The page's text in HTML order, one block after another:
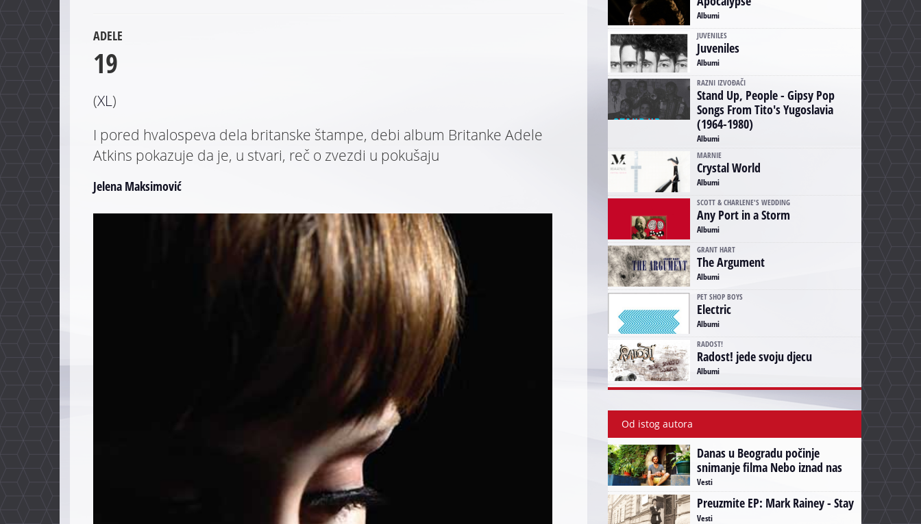
ADELE
19
(XL)
I pored hvalospeva dela britanske štampe, debi album Britanke Adele
Atkins pokazuje da je, u stvari, reč o zvezdi u pokušaju
Jelena Maksimović
Albumi
JUVENILES
Juveniles
Albumi
RAZNI IZVOĐAČI
Stand Up, People - Gipsy Pop
Songs From Tito's Yugoslavia
(1964-1980)
Albumi
MARNIE
Crystal World
Albumi
SCOTT & CHARLENE'S WEDDING
Any Port in a Storm
Albumi
GRANT HART
The Argument
Albumi
PET SHOP BOYS
Electric
Albumi
RADOST!
Radost! jede svoju djecu
Albumi
Od istog autora
Danas u Beogradu počinje
snimanje filma Nebo iznad nas
Vesti
Preuzmite EP: Mark Rainey - Stay
Vesti